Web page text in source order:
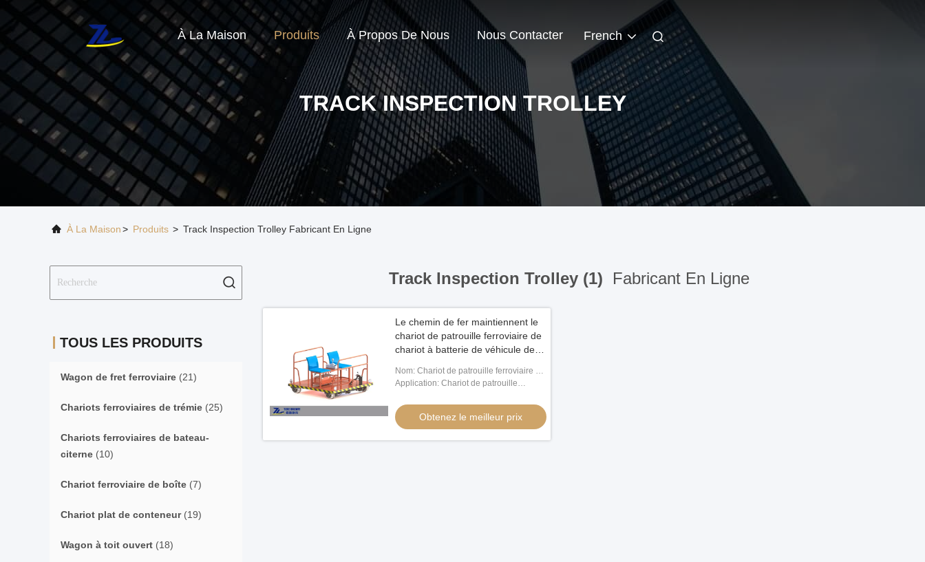
À La Maison Produits À Propos De Nous Nous Contacter French
TRACK INSPECTION TROLLEY
À La Maison> Produits > Track Inspection Trolley Fabricant En Ligne
TOUS LES PRODUITS
Wagon de fret ferroviaire (21)
Chariots ferroviaires de trémie (25)
Chariots ferroviaires de bateau-
citerne (10)
Chariot ferroviaire de boîte (7)
Chariot plat de conteneur(19)
Wagon à toit ouvert (18)
Track Inspection Trolley (1) Fabricant En Ligne
Le chemin de fer maintiennent le
chariot de patrouille ferroviaire de
chariot à batterie de véhicule de
inspection
Nom: Chariot de patrouille ferroviaire de
chariot à batterie de voie de chariot
Application: Chariot de patrouille
de fer, métro
Obtenez le meilleur prix